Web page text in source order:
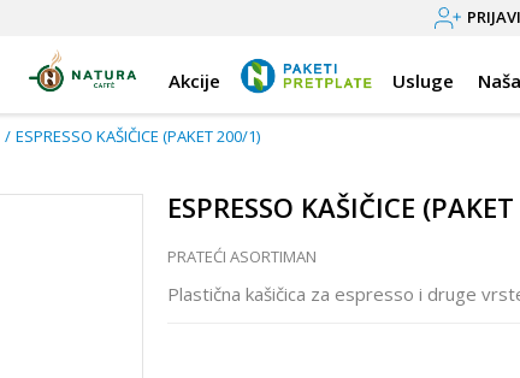
Akcije Usluge
ESPRESSO KAŠIČICE (PAKET 200/1)
ESPRESSO KAŠIČICE
PRATEĆI ASORTIMAN
Plastična kašičica za espresso i druge